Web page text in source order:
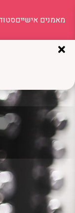
מאמנים אישיים